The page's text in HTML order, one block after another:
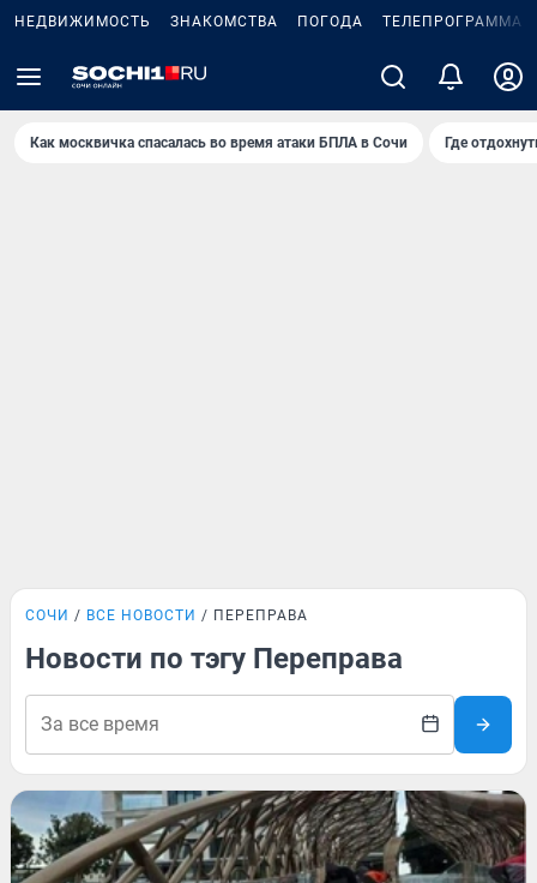
НЕДВИЖИМОСТЬ ЗНАКОМСТВА ПОГОДА ТЕЛЕПРОГРАММА
Как москвичка спасалась во время атаки БПЛА в Сочи Где
СОЧИ ВСЕ НОВОСТИ ПЕРЕПРАВА
Новости по тэгу Переправа